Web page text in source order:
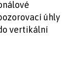
úhly
vertikální